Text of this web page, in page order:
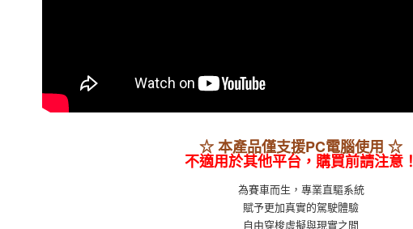
☆ 本產品僅支援PC電腦使用 ☆
不適用於其他平台，購買前請注意！
為賽車而生，專業直驅系統
賦予更加真實的駕駛體驗
自由穿梭虛擬與現實之間